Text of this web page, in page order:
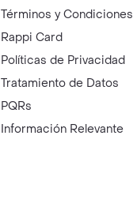
Términos y Condiciones
Rappi Card
Políticas de Privacidad
Tratamiento de Datos
PQRs
Información Relevante